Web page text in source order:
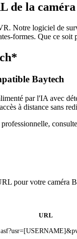
de la
Notre logiciel de
formes. Que ce
Baytech
par l'IA avec
à distance sans
pour votre caméra
URL